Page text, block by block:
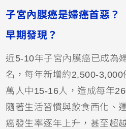
子宮內膜癌是婦癌首惡
早期發現？
近5-10年子宮內膜癌已成為
名，每年新增約2,500-
萬人中15-16人，造成每年
隨著生活習慣與飲食西化、
癌發生率逐年上升，甚至超